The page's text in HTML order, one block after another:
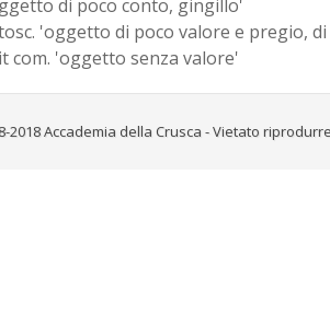
di poco conto, gingillo'
'oggetto di poco valore e pregio,
com. 'oggetto senza valore'
2018 Accademia della Crusca - Vietato